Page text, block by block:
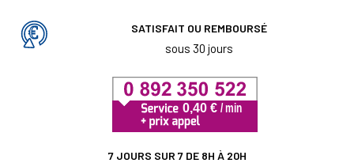
SATISFAIT OU REMBOURSÉ
sous 30 jours
7 JOURS SUR 7 DE 8H À 20H